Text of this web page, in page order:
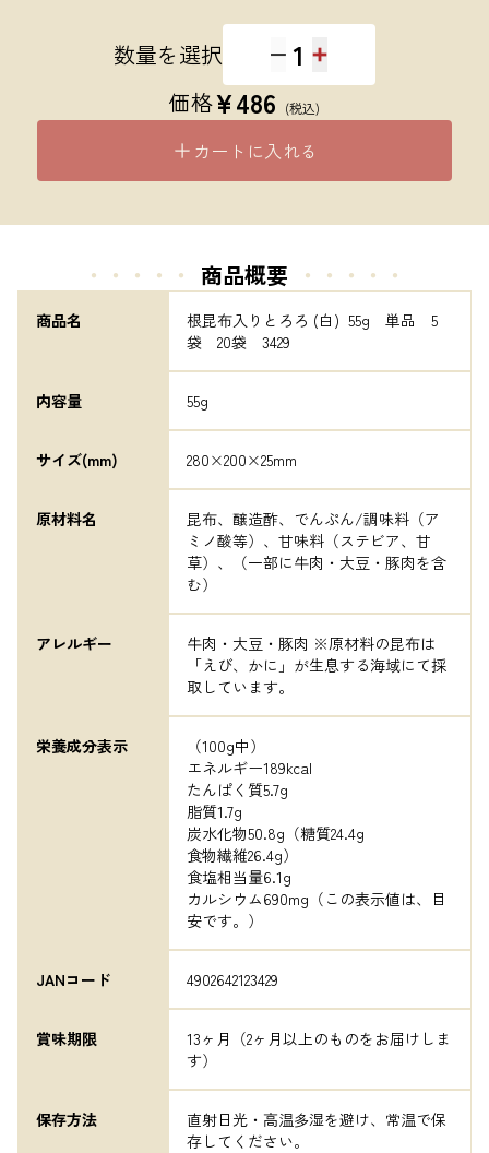
数量を選択 1
価格¥486 (税込)
カートに入れる
・・・・・ 商品概要 ・・・・・
商品名
根昆布入りとろろ (白)  55g　単品　5
袋　20袋　3429
内容量 55g
サイズ(mm) 280×200×25mm
原材料名
昆布、醸造酢、でんぷん/調味料（ア
ミノ酸等）、甘味料（ステビア、甘
草）、（一部に牛肉・大豆・豚肉を含
む）
アレルギー
牛肉・大豆・豚肉 ※原材料の昆布は
「えび、かに」が生息する海域にて採
取しています。
栄養成分表示
（100g中）
エネルギー189kcal
たんぱく質5.7g
脂質1.7g
炭水化物50.8g（糖質24.4g
食物繊維26.4g）
食塩相当量6.1g
カルシウム690mg（この表示値は、目
安です。）
JANコード 4902642123429
賞味期限
13ヶ月（2ヶ月以上のものをお届けしま
す）
保存方法
直射日光・高温多湿を避け、常温で保
存してください。